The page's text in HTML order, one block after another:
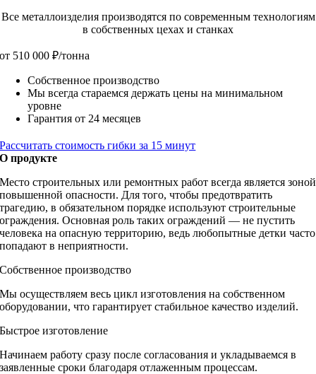
Все металлоизделия производятся по современным технологиям
в собственных цехах и станках
от 510 000 ₽/тонна
Собственное производство
Мы всегда стараемся держать цены на минимальном
уровне
Гарантия от 24 месяцев
Рассчитать стоимость гибки за 15 минут
О продукте
Место строительных или ремонтных работ всегда является зоной
повышенной опасности. Для того, чтобы предотвратить
трагедию, в обязательном порядке используют строительные
ограждения. Основная роль таких ограждений — не пустить
человека на опасную территорию, ведь любопытные детки часто
попадают в неприятности.
Собственное производство
Мы осуществляем весь цикл изготовления на собственном
оборудовании, что гарантирует стабильное качество изделий.
Быстрое изготовление
Начинаем работу сразу после согласования и укладываемся в
заявленные сроки благодаря отлаженным процессам.